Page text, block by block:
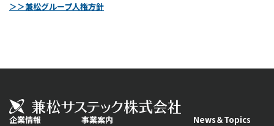
＞＞兼松グループ人権方針
企業情報 事業案内
News＆Topics